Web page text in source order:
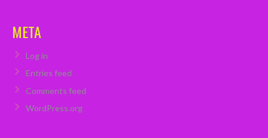
META
Log in
Entries feed
Comments feed
WordPress.org